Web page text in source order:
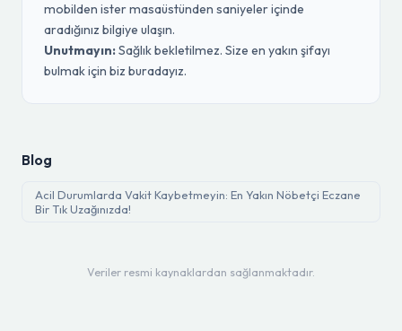
mobilden ister masaüstünden saniyeler içinde
aradığınız bilgiye ulaşın.
Unutmayın:Sağlık bekletilmez. Size en yakın şifayı
bulmak için biz buradayız.
Blog
Acil Durumlarda Vakit Kaybetmeyin: En Yakın Nöbetçi Eczane
Bir Tık Uzağınızda!
Veriler resmi kaynaklardan sağlanmaktadır.